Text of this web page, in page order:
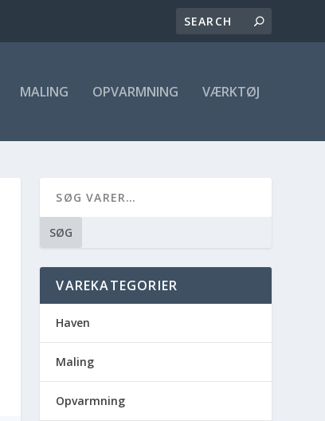
MALING OPVARMNING VÆRKTØJ
SØG
VAREKATEGORIER
Haven
Maling
Opvarmning